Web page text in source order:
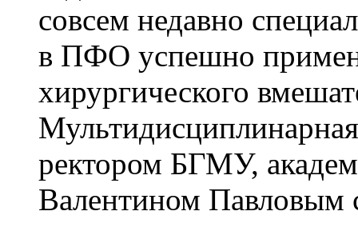
совсем недавно
в ПФО успешно
хирургического
ректором БГМУ,
Валентином Павловым